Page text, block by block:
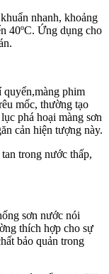
nhanh, khoảng
40ºC. Ứng dụng cho
phim
mốc, thường tạo
phá hoại màng sơn
cản hiện tượng này.
trong nước thấp,
sơn nước nói
thích hợp cho sự
bảo quản trong